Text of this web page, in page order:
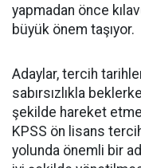
yapmadan önce
büyük önem taşıyor.
Adaylar, tercih
sabırsızlıkla
şekilde hareket
KPSS ön lisans
yolunda önemli bir